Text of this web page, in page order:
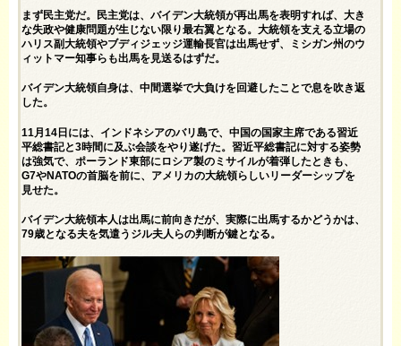
まず民主党だ。民主党は、バイデン大統領が再出馬を表明すれば、大き
な失政や健康問題が生じない限り最右翼となる。大統領を支える立場の
ハリス副大統領やブディジェッジ運輸長官は出馬せず、ミシガン州のウ
ィットマー知事らも出馬を見送るはずだ。
バイデン大統領自身は、中間選挙で大負けを回避したことで息を吹き返
した。
11月14日には、インドネシアのバリ島で、中国の国家主席である習近
平総書記と3時間に及ぶ会談をやり遂げた。習近平総書記に対する姿勢
は強気で、ポーランド東部にロシア製のミサイルが着弾したときも、
G7やNATOの首脳を前に、アメリカの大統領らしいリーダーシップを
見せた。
バイデン大統領本人は出馬に前向きだが、実際に出馬するかどうかは、
79歳となる夫を気遣うジル夫人らの判断が鍵となる。